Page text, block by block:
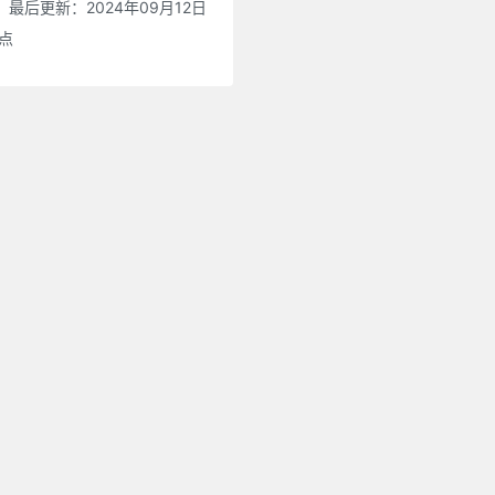
最后更新：2024年09月12日